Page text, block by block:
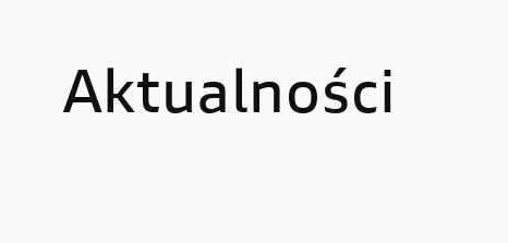
Hypermotard V2
Hypermotard V2 SP
Aktualności